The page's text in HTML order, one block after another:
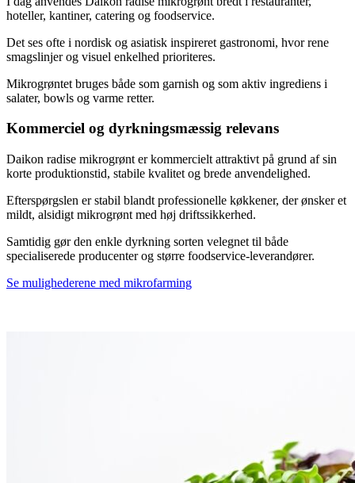
hoteller, kantiner, catering og foodservice.
Det ses ofte i nordisk og asiatisk inspireret gastronomi, hvor rene
smagslinjer og visuel enkelhed prioriteres.
Mikrogrøntet bruges både som garnish og som aktiv ingrediens i
salater, bowls og varme retter.
Kommerciel og dyrkningsmæssig relevans
Daikon radise mikrogrønt er kommercielt attraktivt på grund af sin
korte produktionstid, stabile kvalitet og brede anvendelighed.
Efterspørgslen er stabil blandt professionelle køkkener, der ønsker et
mildt, alsidigt mikrogrønt med høj driftssikkerhed.
Samtidig gør den enkle dyrkning sorten velegnet til både
specialiserede producenter og større foodservice-leverandører.
Se mulighederene med mikrofarming